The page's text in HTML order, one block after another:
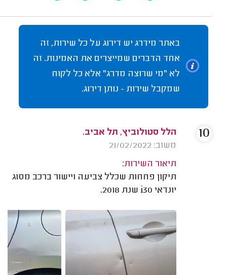
באתר מידרג יש דירוג על כל שירות, זה
אחד הדברים שמייצרים את האמינות. זה
לא "מי שרוצה מדרג" אלא כל לקוח
שמקבל שירות - נותן דירוג.
הלל סטולוביץ, תל אביב.
משוב: 21/02/2022
תיאור השירות:
תיקון פחחות שכלל צביעה ויישור ברכב מסוג
יונדאי i30 שנת 2018.
10